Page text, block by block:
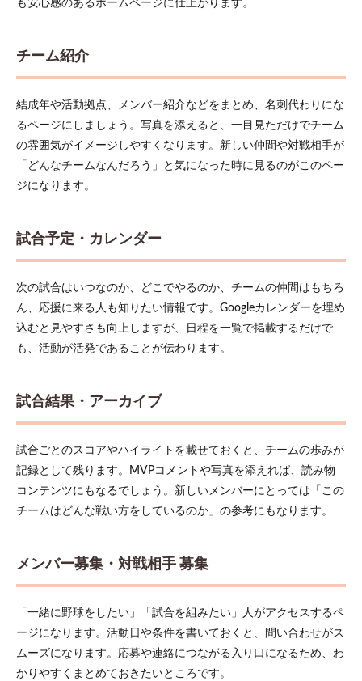
も安心感のあるホームページに仕上がります。
チーム紹介
結成年や活動拠点、メンバー紹介などをまとめ、名刺代わりにな
るページにしましょう。写真を添えると、一目見ただけでチーム
の雰囲気がイメージしやすくなります。新しい仲間や対戦相手が
「どんなチームなんだろう」と気になった時に見るのがこのペー
ジになります。
試合予定・カレンダー
次の試合はいつなのか、どこでやるのか、チームの仲間はもちろ
ん、応援に来る人も知りたい情報です。Googleカレンダーを埋め
込むと見やすさも向上しますが、日程を一覧で掲載するだけで
も、活動が活発であることが伝わります。
試合結果・アーカイブ
試合ごとのスコアやハイライトを載せておくと、チームの歩みが
記録として残ります。MVPコメントや写真を添えれば、読み物
コンテンツにもなるでしょう。新しいメンバーにとっては「この
チームはどんな戦い方をしているのか」の参考にもなります。
メンバー募集・対戦相手 募集
「一緒に野球をしたい」「試合を組みたい」人がアクセスするペ
ージになります。活動日や条件を書いておくと、問い合わせがス
ムーズになります。応募や連絡につながる入り口になるため、わ
かりやすくまとめておきたいところです。